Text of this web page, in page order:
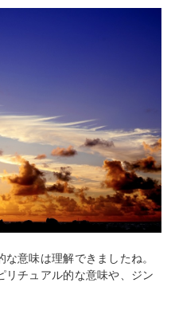
意味は理解できましたね。
リチュアル的な意味や、ジン